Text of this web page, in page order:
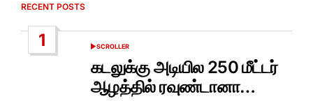
RECENT POSTS
1
POSTED
SCROLLER
கடலுக்கு அடியில 250 மீட்டர்
ஆழத்தில் ரவுண்டானா…